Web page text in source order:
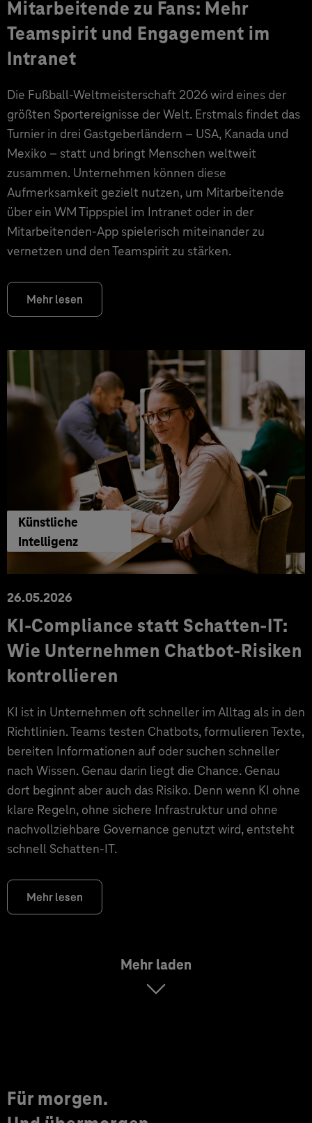
Mitarbeitende zu Fans: Mehr
Teamspirit und Engagement im
Intranet
Die Fußball-Weltmeisterschaft 2026 wird eines der
größten Sportereignisse der Welt. Erstmals findet das
Turnier in drei Gastgeberländern – USA, Kanada und
Mexiko – statt und bringt Menschen weltweit
zusammen. Unternehmen können diese
Aufmerksamkeit gezielt nutzen, um Mitarbeitende
über ein WM Tippspiel im Intranet oder in der
Mitarbeitenden-App spielerisch miteinander zu
vernetzen und den Teamspirit zu stärken.
Mehr lesen
Künstliche
Intelligenz
26.05.2026
KI-Compliance statt Schatten-IT:
Wie Unternehmen Chatbot-Risiken
kontrollieren
KI ist in Unternehmen oft schneller im Alltag als in den
Richtlinien. Teams testen Chatbots, formulieren Texte,
bereiten Informationen auf oder suchen schneller
nach Wissen. Genau darin liegt die Chance. Genau
dort beginnt aber auch das Risiko. Denn wenn KI ohne
klare Regeln, ohne sichere Infrastruktur und ohne
nachvollziehbare Governance genutzt wird, entsteht
schnell Schatten-IT.
Mehr lesen
Mehr laden
Für morgen.